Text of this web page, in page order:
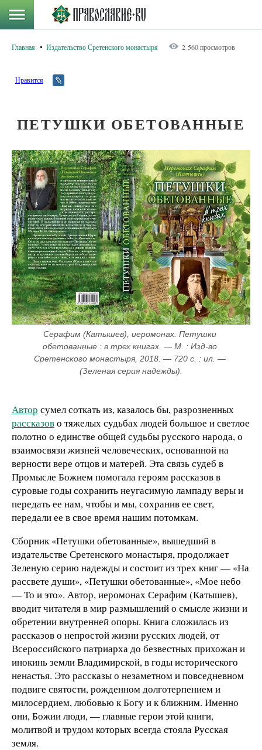
Главная Издательство Сретенского монастыря 2 560 просмотров
Нравится
ПЕТУШКИ ОБЕТОВАННЫЕ
Серафим (Катышев), иеромонах. Петушки
обетованные : в трех книгах. — М. : Изд-во
Сретенского монастыря, 2018. — 720 с. : ил. —
(Зеленая серия надежды).
Автор сумел соткать из, казалось бы, разрозненных
рассказово тяжелых судьбах людей большое и светлое
полотно о единстве общей судьбы русского народа, о
взаимосвязи жизней человеческих, основанной на
верности вере отцов и матерей. Эта связь судеб в
Промысле Божием помогала героям рассказов в
суровые годы сохранить неугасимую лампаду веры и
передать ее нам, чтобы и мы, сохранив ее свет,
передали ее в свое время нашим потомкам.
Сборник «Петушки обетованные», вышедший в
издательстве Сретенского монастыря, продолжает
Зеленую серию надежды и состоит из трех книг — «На
рассвете души», «Петушки обетованные», «Мое небо
— То и это». Автор, иеромонах Серафим (Катышев),
вводит читателя в мир размышлений о смысле жизни и
обретении внутренней опоры. Книга сложилась из
рассказов о непростой жизни русских людей, от
Всероссийского патриарха до безвестных прихожан и
инокинь земли Владимирской, в годы исторического
ненастья. Это рассказы о незаметном и повседневном
подвиге святости, рожденном долготерпением и
милосердием, любовью к Богу и к ближним. Именно
они, Божии люди, — главные герои этой книги,
молитвой и трудом которых всегда стояла Русская
земля.